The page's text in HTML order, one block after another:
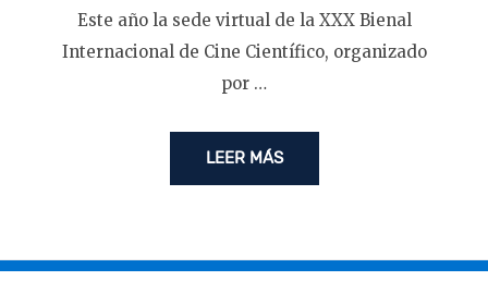
Este año la sede virtual de la XXX Bienal
Internacional de Cine Científico, organizado
por …
LEER MÁS